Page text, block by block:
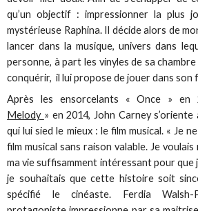
qu’un objectif : impressionner la plus
mystérieuse Raphina. Il décide alors de
lancer dans la musique, univers dans
personne, à part les vinyles de sa
conquérir, il lui propose de jouer dans son
Après les ensorcelants « Once »
Melody » en 2014, John Carney
qui lui sied le mieux : le film musical. « Je
film musical sans raison valable. Je
ma vie suffisamment intéressant pour que
je souhaitais que cette histoire soit
spécifié le cinéaste. Ferdia